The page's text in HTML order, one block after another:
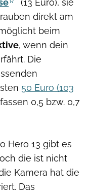
(13 Euro), sie
direkt am
beim
, wenn dein
Die
50 Euro (103
0,5 bzw. 0,7
Hero 13 gibt es
die ist nicht
Kamera hat die
Das